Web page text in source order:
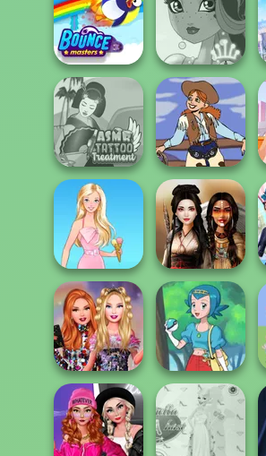
Gothic Heroine
ASMR Pet
Treatment
Bouncemasters Fairy Tale High
ASMR Tattoo
Treatment
Cowgirl
Barbie Battle Maidens
Bestie Birthday
Surprise
Pokegirl